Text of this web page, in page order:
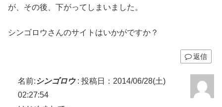
が、その後、下がってしまいました。
シンゴロウさんのサイトはいかがですか？
返信
名前: シンゴロウ: 投稿日：2014/06/28(土)
02:27:54